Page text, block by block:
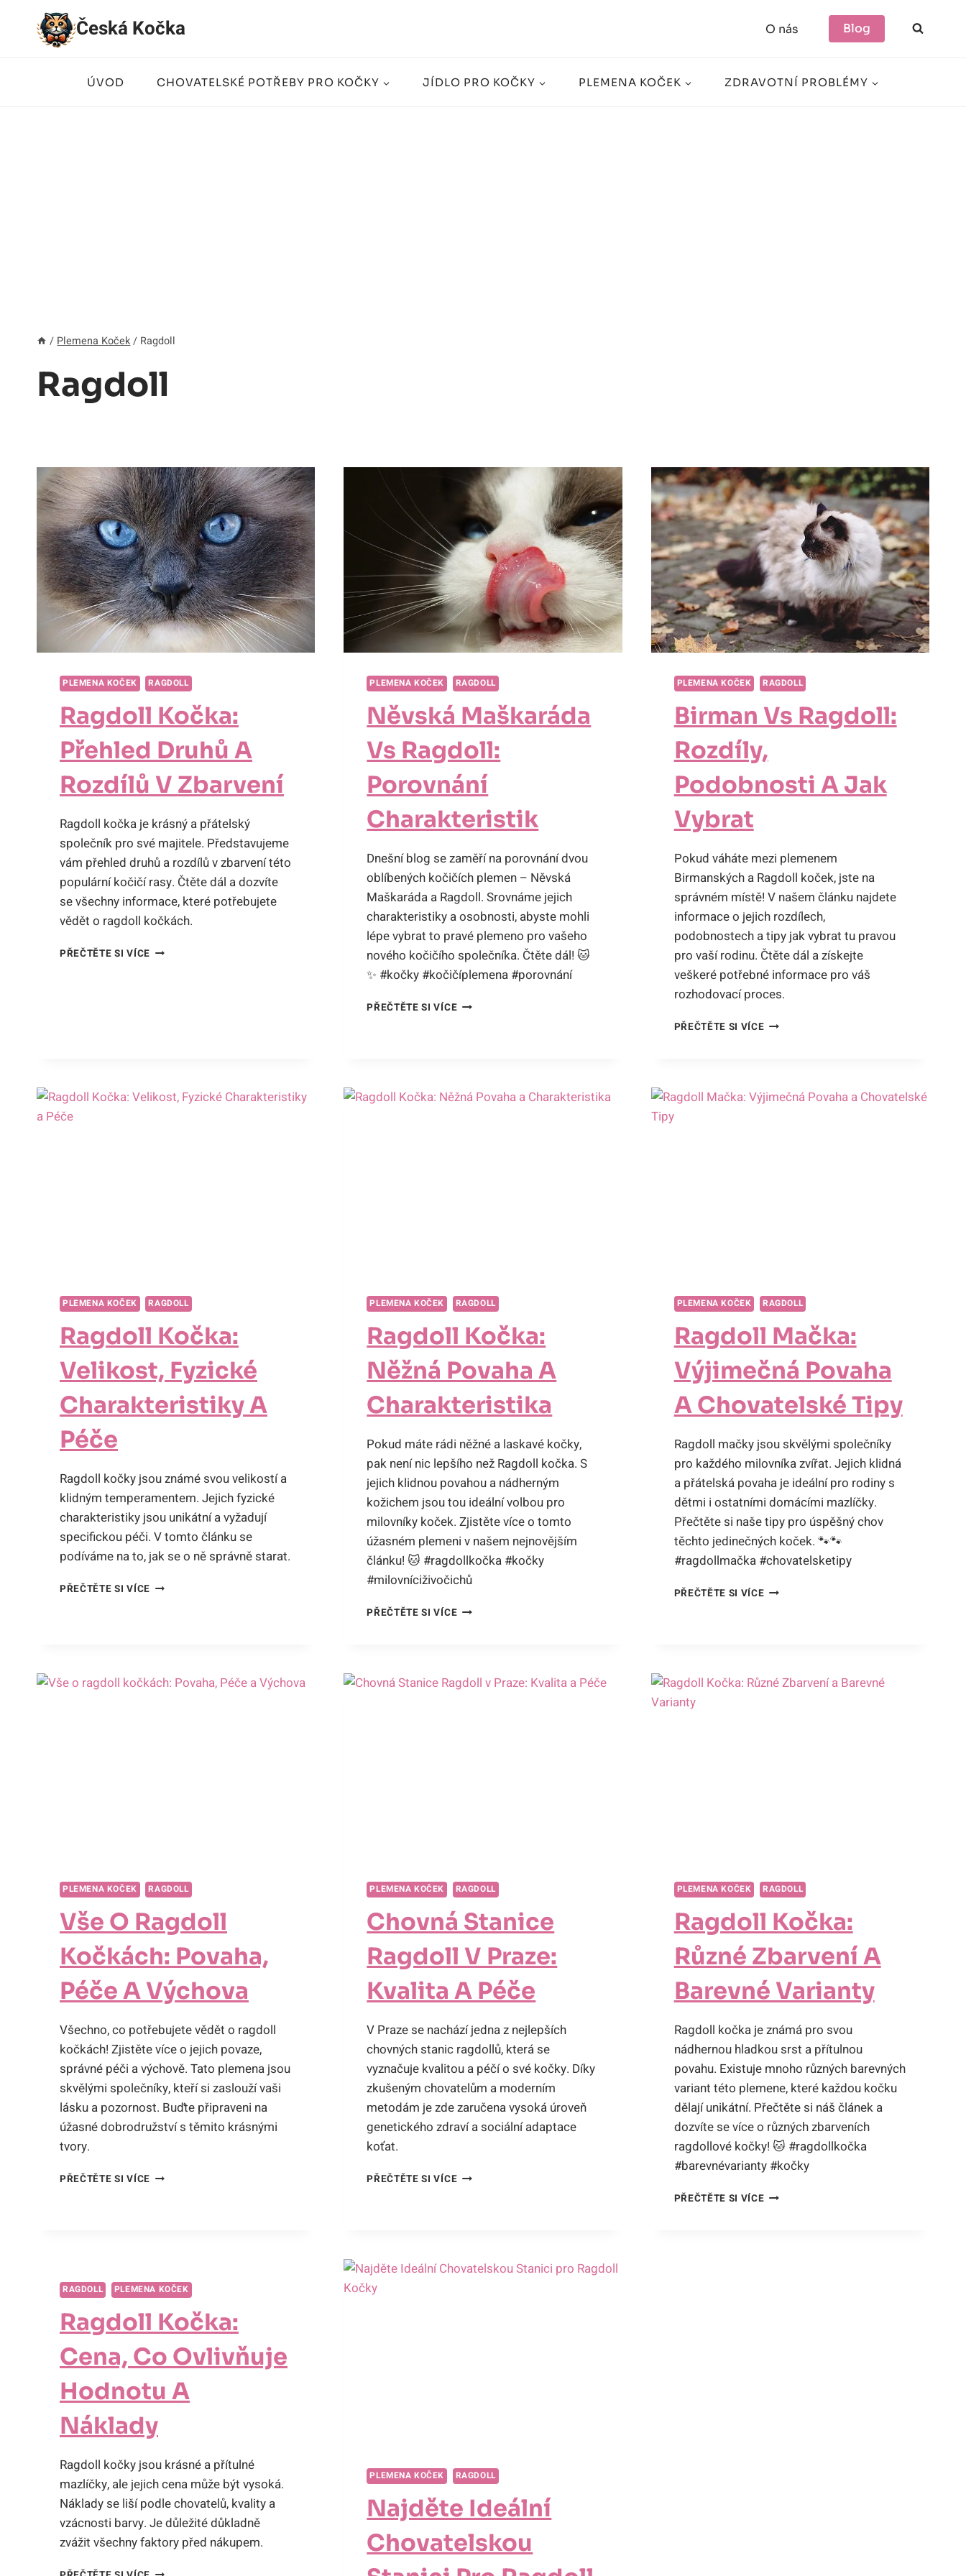
Přeskočit
Česká Kočka O nás Blog
ÚVOD CHOVATELSKÉ POTŘEBY PRO KOČKY JÍDLO PRO KOČKY PLEMENA KOČEK ZDRAVOTNÍ PROBLÉMY
/ Plemena Koček/ Ragdoll
Ragdoll
PLEMENA KOČEK RAGDOLL
Ragdoll Kočka:
Přehled Druhů A
Rozdílů V Zbarvení
Ragdoll kočka je krásný a přátelský
společník pro své majitele. Představujeme
vám přehled druhů a rozdílů v zbarvení této
populární kočičí rasy. Čtěte dál a dozvíte
se všechny informace, které potřebujete
vědět o ragdoll kočkách.
PŘEČTĚTE SI VÍCERAGDOLL
PLEMENA KOČEK RAGDOLL
Něvská Maškaráda
Vs Ragdoll:
Porovnání
Charakteristik
Dnešní blog se zaměří na porovnání dvou
oblíbených kočičích plemen – Něvská
Maškaráda a Ragdoll. Srovnáme jejich
charakteristiky a osobnosti, abyste mohli
lépe vybrat to pravé plemeno pro vašeho
nového kočičího společníka. Čtěte dál! 🐱
✨ #kočky #kočičíplemena #porovnání
PŘEČTĚTE SI VÍCENĚVSKÁ
PLEMENA KOČEK RAGDOLL
Birman Vs Ragdoll:
Rozdíly,
Podobnosti A Jak
Vybrat
Pokud váháte mezi plemenem
Birmanských a Ragdoll koček, jste na
správném místě! V našem článku najdete
informace o jejich rozdílech,
podobnostech a tipy jak vybrat tu pravou
pro vaší rodinu. Čtěte dál a získejte
veškeré potřebné informace pro váš
rozhodovací proces.
PŘEČTĚTE SI VÍCEBIRMAN
A
PLEMENA KOČEK RAGDOLL
Ragdoll Kočka:
Velikost, Fyzické
Charakteristiky A
Péče
Ragdoll kočky jsou známé svou velikostí a
klidným temperamentem. Jejich fyzické
charakteristiky jsou unikátní a vyžadují
specifickou péči. V tomto článku se
podíváme na to, jak se o ně správně starat.
PŘEČTĚTE SI VÍCERAGDOLL
PÉČE
PLEMENA KOČEK RAGDOLL
Ragdoll Kočka:
Něžná Povaha A
Charakteristika
Pokud máte rádi něžné a laskavé kočky,
pak není nic lepšího než Ragdoll kočka. S
jejich klidnou povahou a nádherným
kožichem jsou tou ideální volbou pro
milovníky koček. Zjistěte více o tomto
úžasném plemeni v našem nejnovějším
článku! 🐱 #ragdollkočka #kočky
#milovníciživočichů
PŘEČTĚTE SI VÍCERAGDOLL
CHARAKTERISTIKA
PLEMENA KOČEK RAGDOLL
Ragdoll Mačka:
Výjimečná Povaha
A Chovatelské Tipy
Ragdoll mačky jsou skvělými společníky
pro každého milovníka zvířat. Jejich klidná
a přátelská povaha je ideální pro rodiny s
dětmi i ostatními domácími mazlíčky.
Přečtěte si naše tipy pro úspěšný chov
těchto jedinečných koček. 🐾🐾
#ragdollmačka #chovatelsketipy
PŘEČTĚTE SI VÍCERAGDOLL
TIPY
PLEMENA KOČEK RAGDOLL
Vše O Ragdoll
Kočkách: Povaha,
Péče A Výchova
Všechno, co potřebujete vědět o ragdoll
kočkách! Zjistěte více o jejich povaze,
správné péči a výchově. Tato plemena jsou
skvělými společníky, kteří si zaslouží vaši
lásku a pozornost. Buďte připraveni na
úžasné dobrodružství s těmito krásnými
tvory.
PŘEČTĚTE SI VÍCEVŠE
VÝCHOVA
PLEMENA KOČEK RAGDOLL
Chovná Stanice
Ragdoll V Praze:
Kvalita A Péče
V Praze se nachází jedna z nejlepších
chovných stanic ragdollů, která se
vyznačuje kvalitou a péčí o své kočky. Díky
zkušeným chovatelům a moderním
metodám je zde zaručena vysoká úroveň
genetického zdraví a sociální adaptace
koťat.
PŘEČTĚTE SI VÍCECHOVNÁ
A
PLEMENA KOČEK RAGDOLL
Ragdoll Kočka:
Různé Zbarvení A
Barevné Varianty
Ragdoll kočka je známá pro svou
nádhernou hladkou srst a přítulnou
povahu. Existuje mnoho různých barevných
variant této plemene, které každou kočku
dělají unikátní. Přečtěte si náš článek a
dozvíte se více o různých zbarveních
ragdollové kočky! 🐱 #ragdollkočka
#barevnévarianty #kočky
PŘEČTĚTE SI VÍCERAGDOLL
RAGDOLL PLEMENA KOČEK
Ragdoll Kočka:
Cena, Co Ovlivňuje
Hodnotu A
Náklady
Ragdoll kočky jsou krásné a přítulné
mazlíčky, ale jejich cena může být vysoká.
Náklady se liší podle chovatelů, kvality a
vzácnosti barvy. Je důležité důkladně
zvážit všechny faktory před nákupem.
RAGDOLL
PLEMENA KOČEK RAGDOLL
Najděte Ideální
Chovatelskou